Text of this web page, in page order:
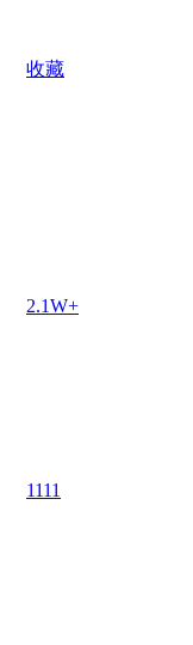
收藏
2.1W+
1111